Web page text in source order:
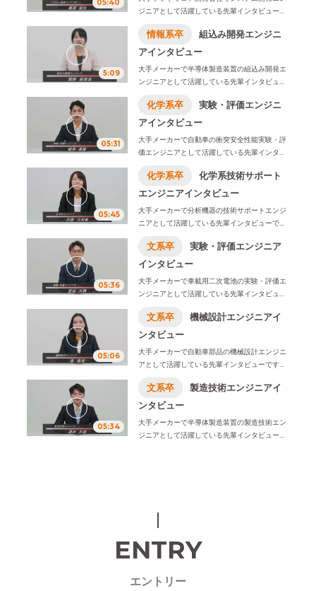
ロジーズは、株式会社オープンアップネクスト
エンジニアに社名変更致しました。
05:40
ジニアとして活躍している先輩インタビューで
事内容ややりがい、1日のスケジュール例などを
お伝えします。
ロジーズは、株式会社オープンアップネクスト
エンジニアに社名変更致しました。
5:09
情報系卒
組込み開発エンジニ
アインタビュー
大手メーカーで半導体製造装置の組込み開発エ
ンジニアとして活躍している先輩インタビュー
仕事内容ややりがい、1日のスケジュール例など
をお伝えします。
ロジーズは、株式会社オープンアップネクスト
エンジニアに社名変更致しました。
05:31
化学系卒
実験・評価エンジニ
アインタビュー
大手メーカーで自動車の衝突安全性能実験・評
価エンジニアとして活躍している先輩インタビ
手、仕事内容ややりがい、1日のスケジュール例
などをお伝えします。
ロジーズは、株式会社オープンアップネクスト
エンジニアに社名変更致しました。
05:45
化学系卒
化学系技術サポート
エンジニアインタビュー
大手メーカーで分析機器の技術サポートエンジ
ニアとして活躍している先輩インタビューで
事内容ややりがい、1日のスケジュール例などを
お伝えします。
ロジーズは、株式会社オープンアップネクスト
エンジニアに社名変更致しました。
05:36
文系卒
実験・評価エンジニア
インタビュー
大手メーカーで車載用二次電池の実験・評価エ
ンジニアとして活躍している先輩インタビュー
仕事内容ややりがい、1日のスケジュール例など
をお伝えします。
ロジーズは、株式会社オープンアップネクスト
エンジニアに社名変更致しました。
05:06
文系卒
機械設計エンジニアイ
ンタビュー
大手メーカーで自動車部品の機械設計エンジニ
アとして活躍している先輩インタビューです。
容ややりがい、1日のスケジュール例などをお伝
えします。
ロジーズは、株式会社オープンアップネクスト
エンジニアに社名変更致しました。
05:34
文系卒
製造技術エンジニアイ
ンタビュー
大手メーカーで半導体製造装置の製造技術エン
ジニアとして活躍している先輩インタビューで
エンジニアに社名変更致しました。
ENTRY
エントリー